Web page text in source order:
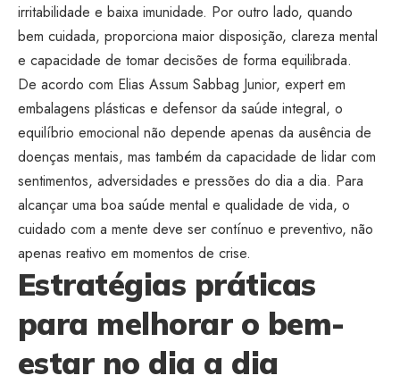
irritabilidade e baixa imunidade. Por outro lado, quando
bem cuidada, proporciona maior disposição, clareza mental
e capacidade de tomar decisões de forma equilibrada.
De acordo com Elias Assum Sabbag Junior, expert em
embalagens plásticas e defensor da saúde integral, o
equilíbrio emocional não depende apenas da ausência de
doenças mentais, mas também da capacidade de lidar com
sentimentos, adversidades e pressões do dia a dia. Para
alcançar uma boa saúde mental e qualidade de vida, o
cuidado com a mente deve ser contínuo e preventivo, não
apenas reativo em momentos de crise.
Estratégias práticas
para melhorar o bem-
estar no dia a dia